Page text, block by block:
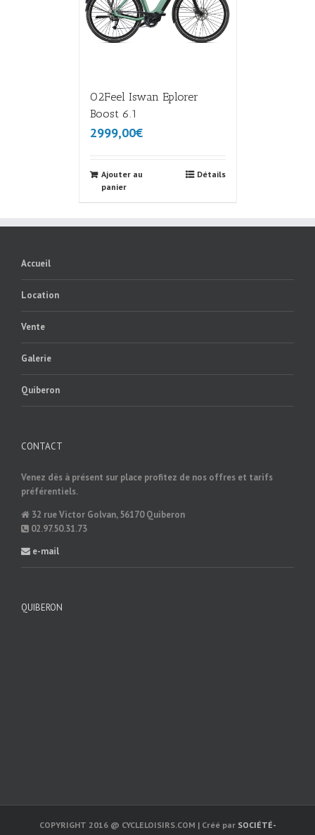
O2Feel Iswan Eplorer
Boost 6.1
2999,00€
Ajouter au
panier
Détails
Accueil
Location
Vente
Galerie
Quiberon
CONTACT
Venez dès à présent sur place profitez de nos offres et tarifs
préférentiels.
32 rue Victor Golvan, 56170 Quiberon
02.97.50.31.73
e-mail
QUIBERON
COPYRIGHT 2016 @ CYCLELOISIRS.COM | Créé par SOCIÉTÉ-